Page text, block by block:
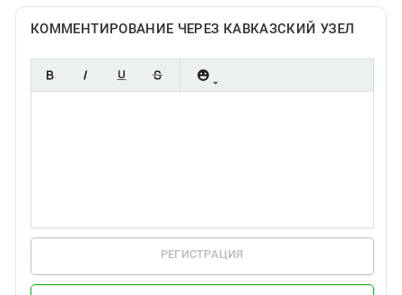
КОММЕНТИРОВАНИЕ ЧЕРЕЗ КАВКАЗСКИЙ УЗЕЛ
РЕГИСТРАЦИЯ